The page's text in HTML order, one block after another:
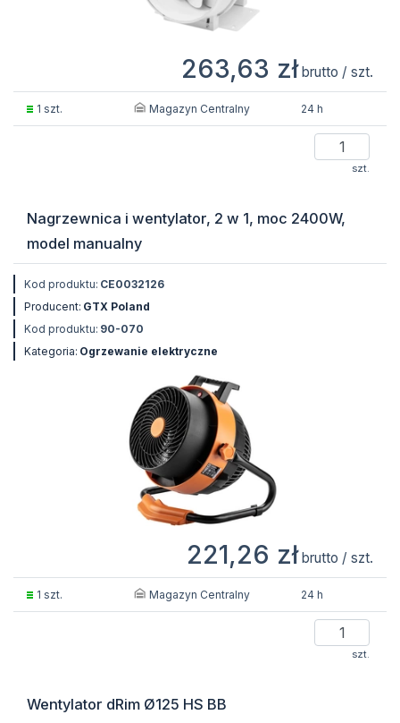
263,63 zł brutto / szt.
1 szt. Magazyn Centralny 24 h
szt.
Nagrzewnica i wentylator, 2 w 1, moc 2400W,
model manualny
Kod produktu: CE0032126
Producent: GTX Poland
Kod produktu: 90-070
Kategoria: Ogrzewanie elektryczne
221,26 zł brutto / szt.
1 szt. Magazyn Centralny 24 h
szt.
Wentylator dRim Ø125 HS BB